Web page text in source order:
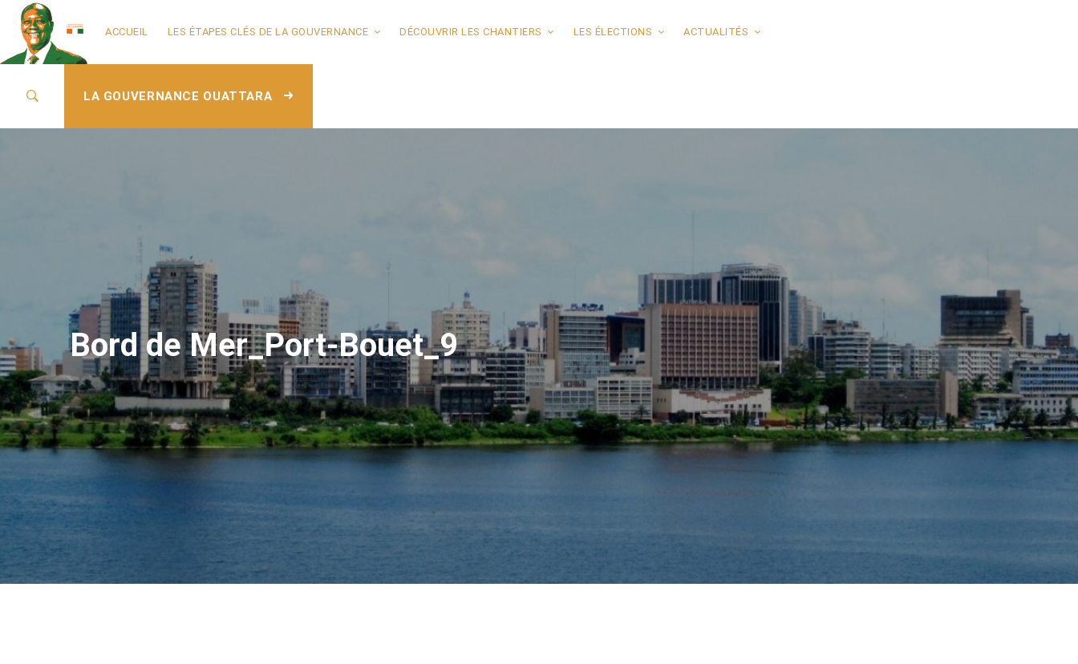
ACCUEIL LES ÉTAPES CLÉS DE LA GOUVERNANCE DÉCOUVRIR LES CHANTIERS LES ÉLECTIONS ACTUALITÉS
LA GOUVERNANCE OUATTARA
Bord de Mer_Port-Bouet_9